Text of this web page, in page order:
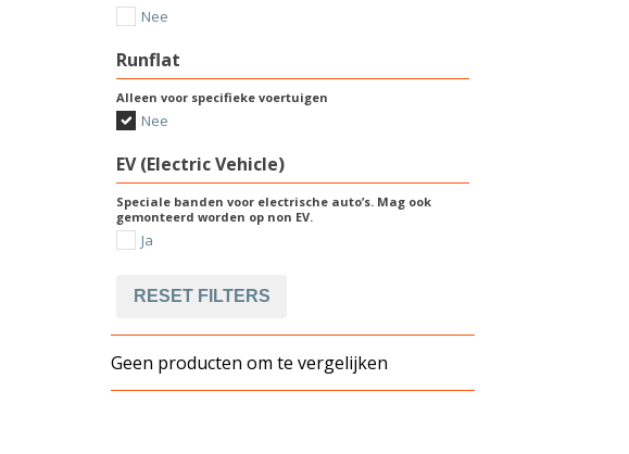
Nee
Runflat
Alleen voor specifieke voertuigen
Nee
EV (Electric Vehicle)
Speciale banden voor electrische auto’s. Mag ook
gemonteerd worden op non EV.
Ja
RESET FILTERS
Geen producten om te vergelijken